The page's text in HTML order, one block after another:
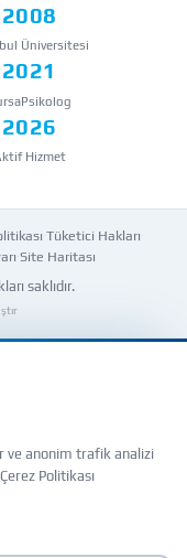
2008
Üniversitesi
2021
2026
Hizmet
Tüketici Hakları
Site Haritası
saklıdır.
ve anonim trafik analizi
Politikası